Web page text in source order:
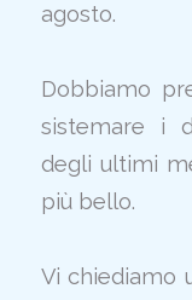
agosto.
Dobbiamo
sistemare i
degli ultimi
più bello.
Vi chiediamo